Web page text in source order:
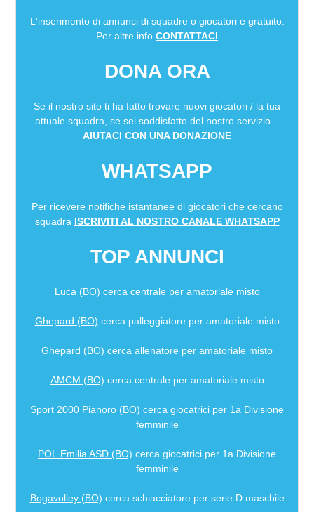
L'inserimento di annunci di squadre o giocatori è gratuito.
Per altre info CONTATTACI
DONA ORA
Se il nostro sito ti ha fatto trovare nuovi giocatori / la tua
attuale squadra, se sei soddisfatto del nostro servizio...
AIUTACI CON UNA DONAZIONE
WHATSAPP
Per ricevere notifiche istantanee di giocatori che cercano
squadra ISCRIVITI AL NOSTRO CANALE WHATSAPP
TOP ANNUNCI
Luca (BO) cerca centrale per amatoriale misto
Ghepard (BO) cerca palleggiatore per amatoriale misto
Ghepard (BO) cerca allenatore per amatoriale misto
AMCM (BO) cerca centrale per amatoriale misto
Sport 2000 Pianoro (BO) cerca giocatrici per 1a Divisione
femminile
POL.Emilia ASD (BO) cerca giocatrici per 1a Divisione
femminile
Bogavolley (BO) cerca schiacciatore per serie D maschile